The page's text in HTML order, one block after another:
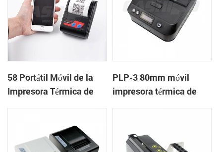
58 Portátil Móvil de la
Impresora Térmica de
PLP-3 80mm móvil
impresora térmica de